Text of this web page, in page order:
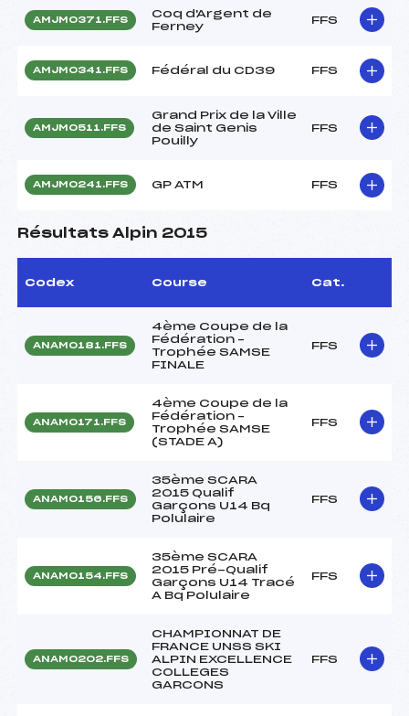
AMJM0371.FFS
Coq d'Argent de
Ferney
FFS
AMJM0341.FFS Fédéral du CD39 FFS
AMJM0511.FFS
Grand Prix de la Ville
de Saint Genis
Pouilly
FFS
AMJM0241.FFS GP ATM FFS
Résultats Alpin 2015
Codex Course Cat.
ANAM0181.FFS
4ème Coupe de la
Fédération –
Trophée SAMSE
FINALE
FFS
ANAM0171.FFS
4ème Coupe de la
Fédération –
Trophée SAMSE
(STADE A)
FFS
ANAM0156.FFS
35ème SCARA
2015 Qualif
Garçons U14 Bq
Polulaire
FFS
ANAM0154.FFS
35ème SCARA
2015 Pré-Qualif
Garçons U14 Tracé
A Bq Polulaire
FFS
ANAM0202.FFS
CHAMPIONNAT DE
FRANCE UNSS SKI
ALPIN EXCELLENCE
COLLEGES
GARCONS
FFS